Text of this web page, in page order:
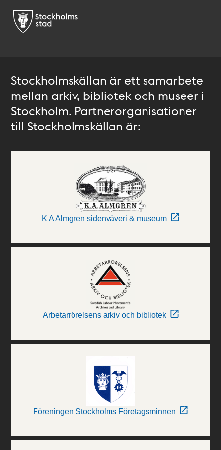
Stockholmskällan är ett samarbete
mellan arkiv, bibliotek och museer i
Stockholm. Partnerorganisationer
till Stockholmskällan är:
K A Almgren sidenväveri & museum
Arbetarrörelsens arkiv och bibliotek
Föreningen Stockholms Företagsminnen